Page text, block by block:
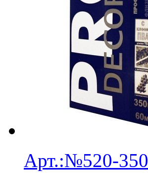
Арт.:№520-350